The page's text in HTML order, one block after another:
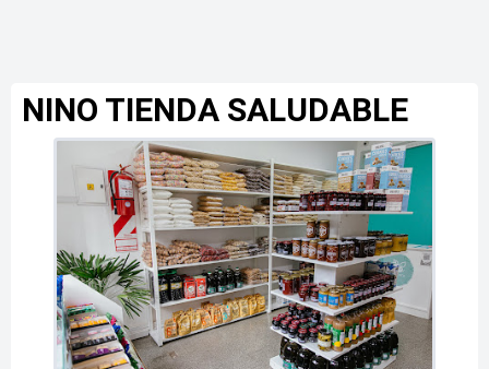
NINO TIENDA SALUDABLE